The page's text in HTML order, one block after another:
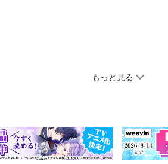
もっと見る